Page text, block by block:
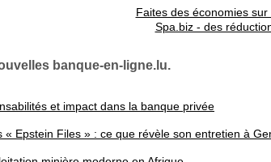
Faites des économies
Spa.biz - des
banque-en-ligne.lu.
et impact dans la banque privée
« Epstein Files » : ce que révèle son entretien à